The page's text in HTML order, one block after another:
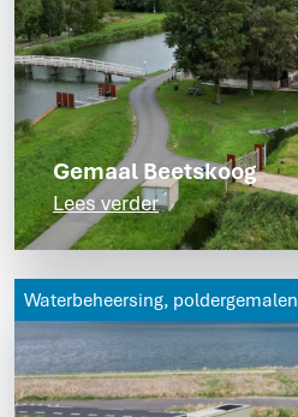
Gemaal Beetskoog
Lees verder
Waterbeheersing, poldergemalen